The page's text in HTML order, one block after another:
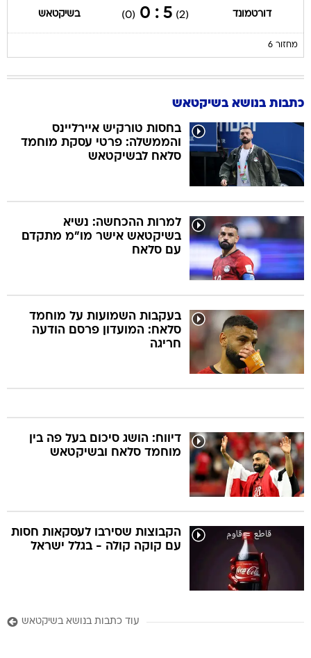
דורטמונד (2)
5 : 0
(0) בשיקטאש
מחזור 6
כתבות בנושא בשיקטאש
בחסות טורקיש איירליינס
והממשלה: פרטי עסקת מוחמד
סלאח לבשיקטאש
למרות ההכחשה: נשיא
בשיקטאש אישר מו"מ מתקדם
עם סלאח
בעקבות השמועות על מוחמד
סלאח: המועדון פרסם הודעה
חריגה
דיווח: הושג סיכום בעל פה בין
מוחמד סלאח ובשיקטאש
הקבוצות שסירבו לעסקאות חסות
עם קוקה קולה - בגלל ישראל
עוד כתבות בנושא בשיקטאש